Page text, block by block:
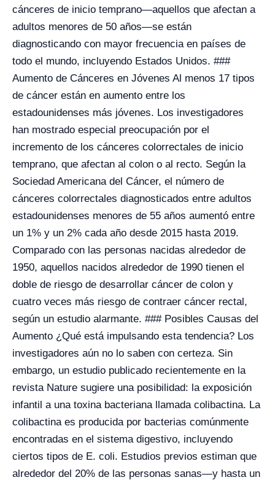
cánceres de inicio temprano—aquellos que afectan a
adultos menores de 50 años—se están
diagnosticando con mayor frecuencia en países de
todo el mundo, incluyendo Estados Unidos. ###
Aumento de Cánceres en Jóvenes Al menos 17 tipos
de cáncer están en aumento entre los
estadounidenses más jóvenes. Los investigadores
han mostrado especial preocupación por el
incremento de los cánceres colorrectales de inicio
temprano, que afectan al colon o al recto. Según la
Sociedad Americana del Cáncer, el número de
cánceres colorrectales diagnosticados entre adultos
estadounidenses menores de 55 años aumentó entre
un 1% y un 2% cada año desde 2015 hasta 2019.
Comparado con las personas nacidas alrededor de
1950, aquellos nacidos alrededor de 1990 tienen el
doble de riesgo de desarrollar cáncer de colon y
cuatro veces más riesgo de contraer cáncer rectal,
según un estudio alarmante. ### Posibles Causas del
Aumento ¿Qué está impulsando esta tendencia? Los
investigadores aún no lo saben con certeza. Sin
embargo, un estudio publicado recientemente en la
revista Nature sugiere una posibilidad: la exposición
infantil a una toxina bacteriana llamada colibactina. La
colibactina es producida por bacterias comúnmente
encontradas en el sistema digestivo, incluyendo
ciertos tipos de E. coli. Estudios previos estiman que
alrededor del 20% de las personas sanas—y hasta un